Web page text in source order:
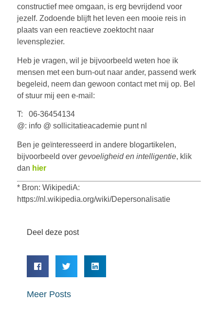
constructief mee omgaan, is erg bevrijdend voor
jezelf. Zodoende blijft het leven een mooie reis in
plaats van een reactieve zoektocht naar
levensplezier.
Heb je vragen, wil je bijvoorbeeld weten hoe ik
mensen met een burn-out naar ander, passend werk
begeleid, neem dan gewoon contact met mij op. Bel
of stuur mij een e-mail:
T: 06-36454134
@: info @ sollicitatieacademie punt nl
Ben je geïnteresseerd in andere blogartikelen,
bijvoorbeeld over gevoeligheid en intelligentie, klik
dan hier
* Bron: WikipediA:
https://nl.wikipedia.org/wiki/Depersonalisatie
Deel deze post
Meer Posts